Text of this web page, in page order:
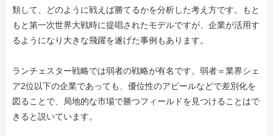
類して、どのように戦えば勝てるかを分析した考え方です。もと
もと第一次世界大戦時に提唱されたモデルですが、企業が活用す
るようになり大きな飛躍を遂げた事例もあります。
ランチェスター戦略では弱者の戦略が有名です。弱者＝業界シェ
ア2位以下の企業であっても、優位性のアピールなどで差別化を
図ることで、局地的な市場で勝つフィールドを見つけることはで
きると説いています。